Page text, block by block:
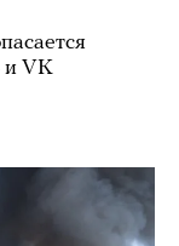
и VK